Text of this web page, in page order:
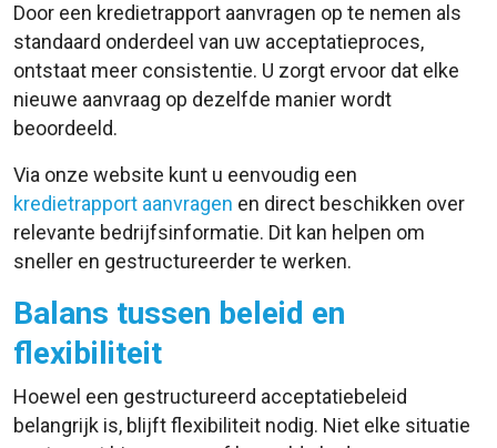
Door een kredietrapport aanvragen op te nemen als
standaard onderdeel van uw acceptatieproces,
ontstaat meer consistentie. U zorgt ervoor dat elke
nieuwe aanvraag op dezelfde manier wordt
beoordeeld.
Via onze website kunt u eenvoudig een
kredietrapport aanvragen en direct beschikken over
relevante bedrijfsinformatie. Dit kan helpen om
sneller en gestructureerder te werken.
Balans tussen beleid en
flexibiliteit
Hoewel een gestructureerd acceptatiebeleid
belangrijk is, blijft flexibiliteit nodig. Niet elke situatie